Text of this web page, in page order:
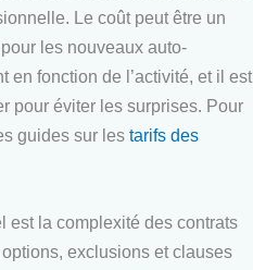
Le coût peut être un
les nouveaux auto-
en fonction de l’activité, et il est
pour éviter les surprises. Pour
guides sur les tarifs des
est la complexité des contrats
exclusions et clauses